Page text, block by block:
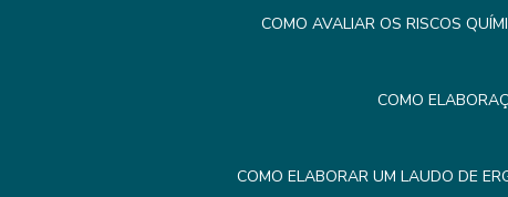
COMO AVALIAR OS RISCOS
COMO
COMO ELABORAR UM LAUDO DE